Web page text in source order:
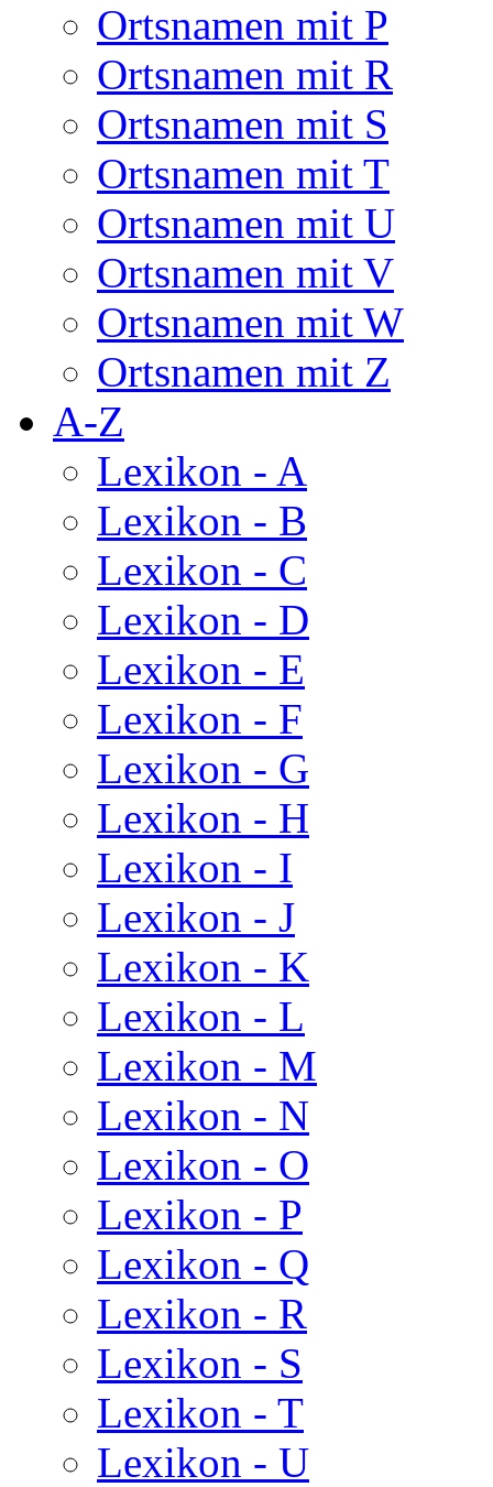
Ortsnamen mit P
Ortsnamen mit R
Ortsnamen mit S
Ortsnamen mit T
Ortsnamen mit U
Ortsnamen mit V
Ortsnamen mit W
Ortsnamen mit Z
A-Z
Lexikon - A
Lexikon - B
Lexikon - C
Lexikon - D
Lexikon - E
Lexikon - F
Lexikon - G
Lexikon - H
Lexikon - I
Lexikon - J
Lexikon - K
Lexikon - L
Lexikon - M
Lexikon - N
Lexikon - O
Lexikon - P
Lexikon - Q
Lexikon - R
Lexikon - S
Lexikon - T
Lexikon - U